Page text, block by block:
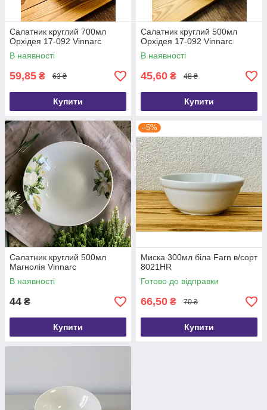
Салатник круглий 700мл
Орхідея 17-092 Vinnarc
В наявності
59,85 ₴ 63 ₴
Купити
Салатник круглий 500мл
Орхідея 17-092 Vinnarc
В наявності
45,60 ₴ 48 ₴
Купити
Салатник круглий 500мл
Магнолія Vinnarc
В наявності
44 ₴
Купити
–5%
Миска 300мл біла Farn в/сорт
8021HR
Готово до відправки
66,50 ₴ 70 ₴
Купити